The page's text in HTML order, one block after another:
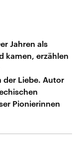
Jahren als
kamen, erzählen
der Liebe. Autor
Pionierinnen